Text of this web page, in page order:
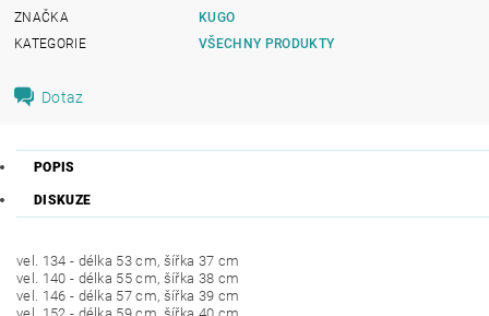
ZNAČKA
KUGO
KATEGORIE
VŠECHNY PRODUKTY
Dotaz
POPIS
DISKUZE
vel. 134 - délka 53 cm, šířka 37 cm
vel. 140 - délka 55 cm, šířka 38 cm
vel. 146 - délka 57 cm, šířka 39 cm